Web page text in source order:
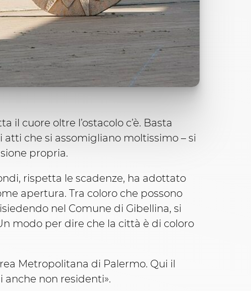
cuore oltre l’ostacolo c’è. Basta
che si assomigliano moltissimo – si
propria.
rispetta le scadenze, ha adottato
apertura. Tra coloro che possono
nel Comune di Gibellina, si
modo per dire che la città è di coloro
Metropolitana di Palermo. Qui il
non residenti».